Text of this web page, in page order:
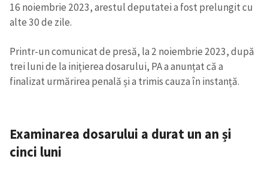
16 noiembrie 2023, arestul deputatei a fost prelungit cu
alte 30 de zile.
Printr-un comunicat de presă, la 2 noiembrie 2023, după
trei luni de la inițierea dosarului, PA a anunțat că a
finalizat urmărirea penală și a trimis cauza în instanță.
Examinarea dosarului a durat un an și
cinci luniȘTIREA MEA